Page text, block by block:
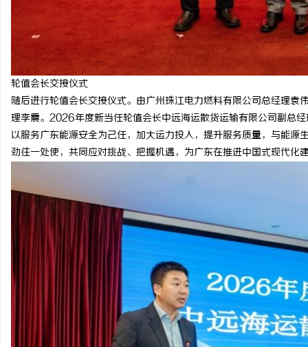
轮值会长交接仪式
随后进行轮值会长交接仪式。由广州珠江电力燃料有限公司总经理
理李震。2026年度新当任轮值会长中远海运散货运输有限公司副总
以服务广东能源安全为己任，加大运力投入，提升服务质量，与能
劲往一处使，共同应对挑战、把握机遇，为广东在推进中国式现代化